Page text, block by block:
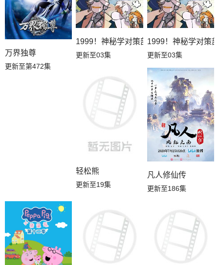
万界独尊
更新至第472集
1999！神秘学对策部英语
更新至03集
1999！神秘学对策
更新至03集
轻松熊
更新至19集
凡人修仙传
更新至186集